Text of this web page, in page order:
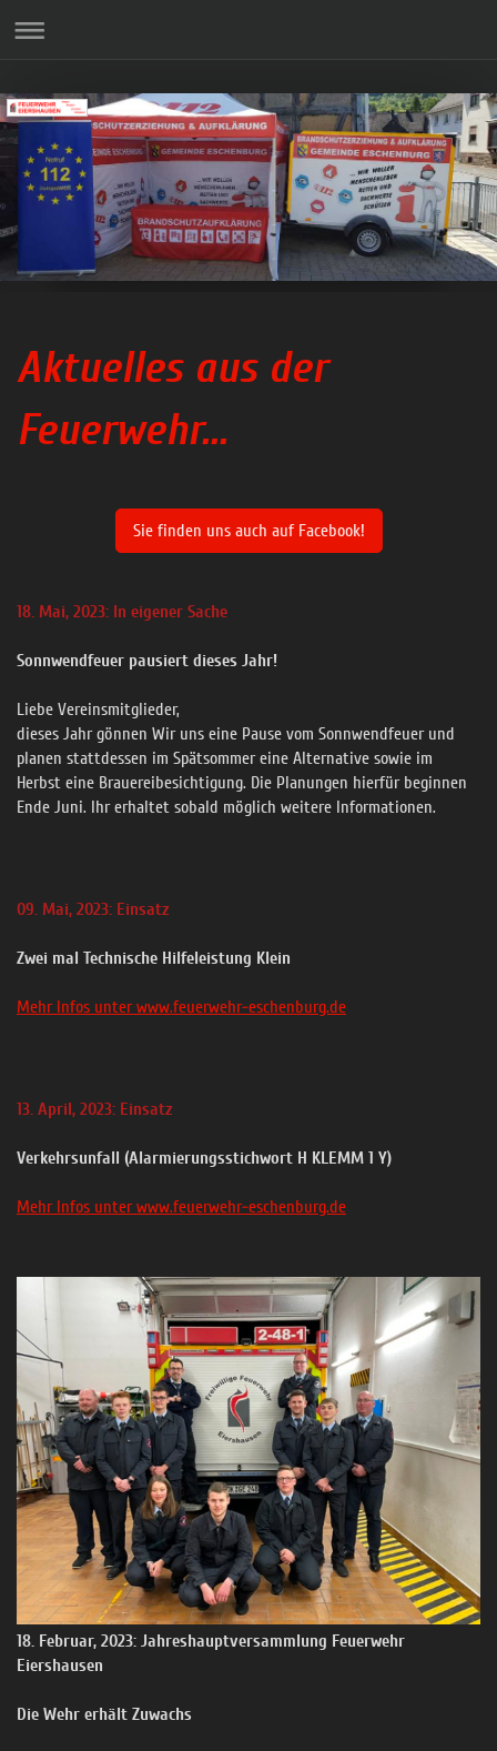
Aktuelles aus der
Feuerwehr...
Sie finden uns auch auf Facebook!
18. Mai, 2023: In eigener Sache
Sonnwendfeuer pausiert dieses Jahr!
Liebe Vereinsmitglieder,
dieses Jahr gönnen Wir uns eine Pause vom Sonnwendfeuer und
planen stattdessen im Spätsommer eine Alternative sowie im
Herbst eine Brauereibesichtigung. Die Planungen hierfür beginnen
Ende Juni. Ihr erhaltet sobald möglich weitere Informationen.
09. Mai, 2023: Einsatz
Zwei mal Technische Hilfeleistung Klein
Mehr Infos unter www.feuerwehr-eschenburg.de
13. April, 2023: Einsatz
Verkehrsunfall (Alarmierungsstichwort H KLEMM 1 Y)
Mehr Infos unter www.feuerwehr-eschenburg.de
18. Februar, 2023: Jahreshauptversammlung Feuerwehr
Eiershausen
Die Wehr erhält Zuwachs